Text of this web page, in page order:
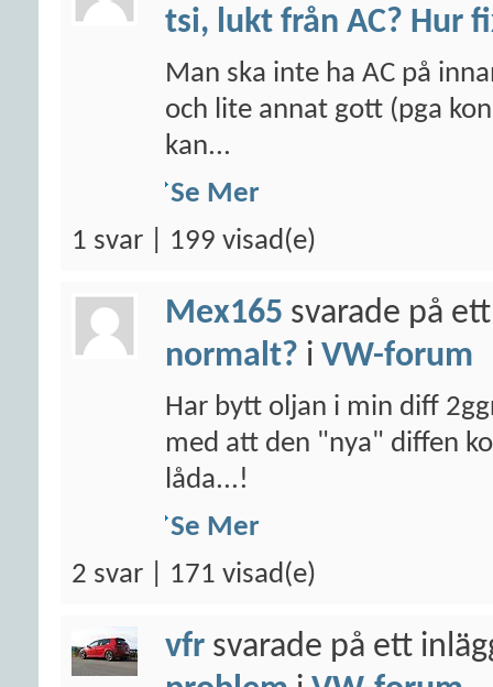
tsi, lukt från AC? Hur
Man ska inte ha AC på
och lite annat gott (pga
kan...
Se Mer
1 svar | 199 visad(e)
Mex165 svarade på
normalt? i VW-forum
Har bytt oljan i min diff
med att den "nya" diffen
låda...!
Se Mer
2 svar | 171 visad(e)
vfr svarade på ett